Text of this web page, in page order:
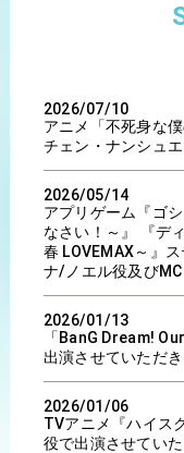
2026/07/10
アニメ「不死身な
チェン・ナンシュ
2026/05/14
アプリゲーム『ゴ
なさい！～』 『デ
春 LOVEMAX～』
ナ/ノエル役及び
2026/01/13
「BanG Dream!
出演させていただき
2026/01/06
TVアニメ『ハイス
役で出演させていた